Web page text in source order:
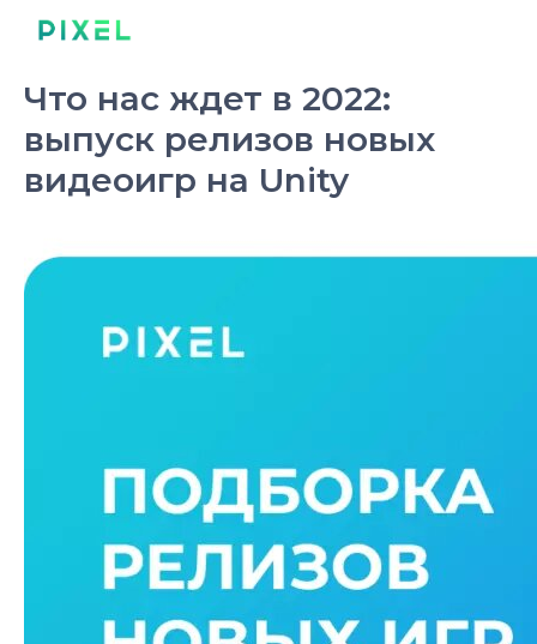
Что нас ждет в 2022:
выпуск релизов новых
видеоигр на Unity